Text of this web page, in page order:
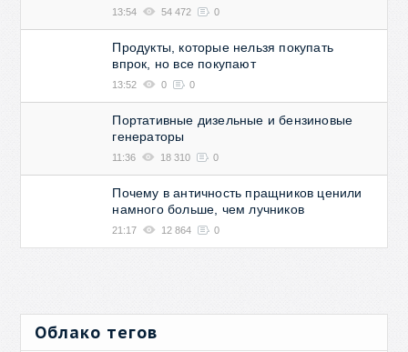
13:54 54 472 0
Продукты, которые нельзя покупать
впрок, но все покупают
13:52 0 0
Портативные дизельные и бензиновые
генераторы
11:36 18 310 0
Почему в античность пращников ценили
намного больше, чем лучников
21:17 12 864 0
Облако тегов